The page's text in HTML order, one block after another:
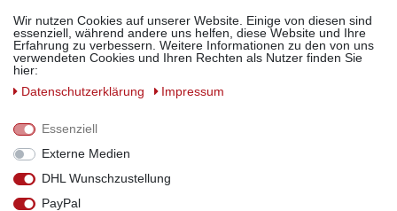
Feine Essige & Öle
Raffinierte Liköre
Edle Brände & Spirituosen
Wir nutzen Cookies auf unserer Website. Einige von diesen sind
essenziell, während andere uns helfen, diese Website und Ihre
Erfahrung zu verbessern. Weitere Informationen zu den von uns
verwendeten Cookies und Ihren Rechten als Nutzer finden Sie
hier:
Daten­schutz­erklärung
Impressum
Essenziell
Externe Medien
DHL Wunschzustellung
PayPal